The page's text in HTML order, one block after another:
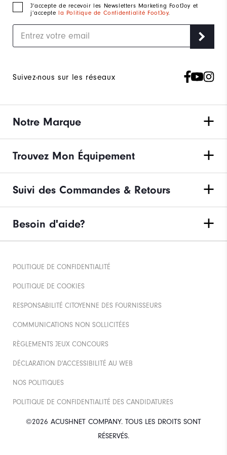
J‘accepte de recevoir les Newsletters Marketing FootJoy et
j’accepte la Politique de Confidentialité FootJoy.
Suivez-nous sur les réseaux
Notre Marque
Trouvez Mon Équipement
Suivi des Commandes & Retours
Besoin d'aide?
©2026 ACUSHNET COMPANY. TOUS LES DROITS SONT
RÉSERVÉS.
POLITIQUE DE CONFIDENTIALITÉ
POLITIQUE DE COOKIES
RESPONSABILITÉ CITOYENNE DES FOURNISSEURS
COMMUNICATIONS NON SOLLICITÉES
RÈGLEMENTS JEUX CONCOURS
DÉCLARATION D'ACCESSIBILITÉ AU WEB
NOS POLITIQUES
POLITIQUE DE CONFIDENTIALITÉ DES CANDIDATURES